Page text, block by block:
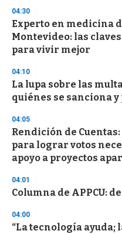
n
d
s
04:30
Experto en medicina
Montevideo: las
para vivir mejor
04:10
La lupa sobre las
quiénes se sanciona y
04:05
Rendición de
para lograr votos
apoyo a proyectos
04:01
Columna de APPCU:
04:00
“La tecnología